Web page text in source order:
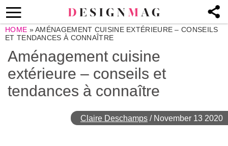
HOME »AMÉNAGEMENT CUISINE EXTÉRIEURE – CONSEILS
ET TENDANCES À CONNAÎTRE
Aménagement cuisine
extérieure – conseils et
tendances à connaître
Claire Deschamps / November 13 2020